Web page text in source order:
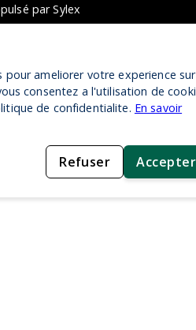
par Sylex
pour ameliorer votre experience sur
consentez a l'utilisation de
de confidentialite. En savoir
Refuser Accepter